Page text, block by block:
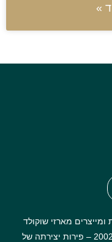
»
ומייצרים מארזי שוקולד
מקוריים מערננים ומעוררי השראה מאז 2002 – פירות יצירתה של